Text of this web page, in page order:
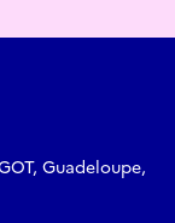
Guadeloupe,